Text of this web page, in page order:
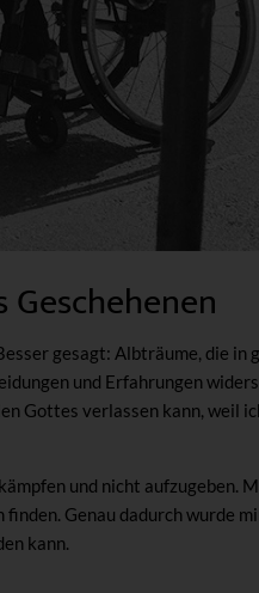
gesagt: Albträume, die in
und Erfahrungen
Gottes verlassen kann, weil
und nicht aufzugeben.
Genau dadurch wurde
kann.